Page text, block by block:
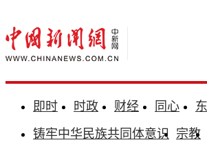
即时 时政 财经 同心
铸牢中华民族共同体意识 宗教